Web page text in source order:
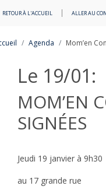
RETOUR À L'ACCUEIL ALLER AU
Agenda Mom’en
Le 19/01:
MOM’EN
SIGNÉES
Jeudi 19 janvier à 9h30
au 17 grande rue